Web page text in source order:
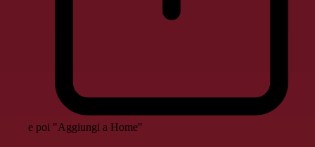
e poi "Aggiungi a Home"